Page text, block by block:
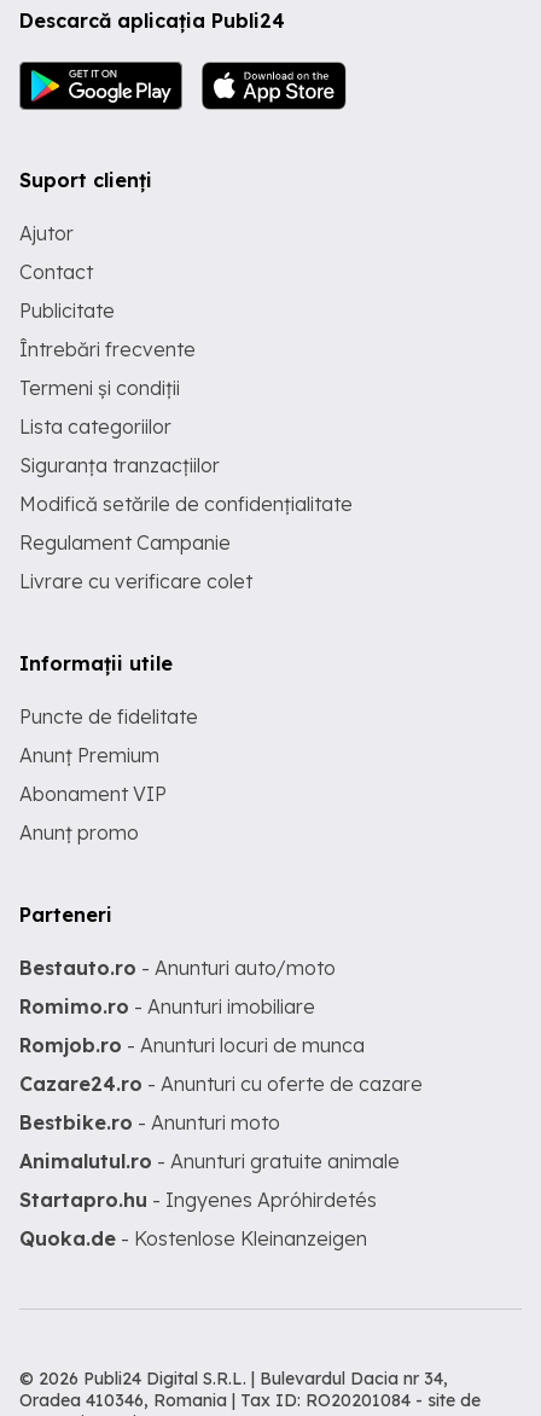
Descarcă aplicația Publi24
Suport clienți
Ajutor
Contact
Publicitate
Întrebări frecvente
Termeni și condiții
Lista categoriilor
Siguranța tranzacțiilor
Modifică setările de confidențialitate
Regulament Campanie
Livrare cu verificare colet
Informații utile
Puncte de fidelitate
Anunț Premium
Abonament VIP
Anunț promo
Parteneri
Bestauto.ro - Anunturi auto/moto
Romimo.ro - Anunturi imobiliare
Romjob.ro - Anunturi locuri de munca
Cazare24.ro - Anunturi cu oferte de cazare
Bestbike.ro - Anunturi moto
Animalutul.ro - Anunturi gratuite animale
Startapro.hu - Ingyenes Apróhirdetés
Quoka.de - Kostenlose Kleinanzeigen
© 2026 Publi24 Digital S.R.L. | Bulevardul Dacia nr 34,
Oradea 410346, Romania | Tax ID: RO20201084 - site de